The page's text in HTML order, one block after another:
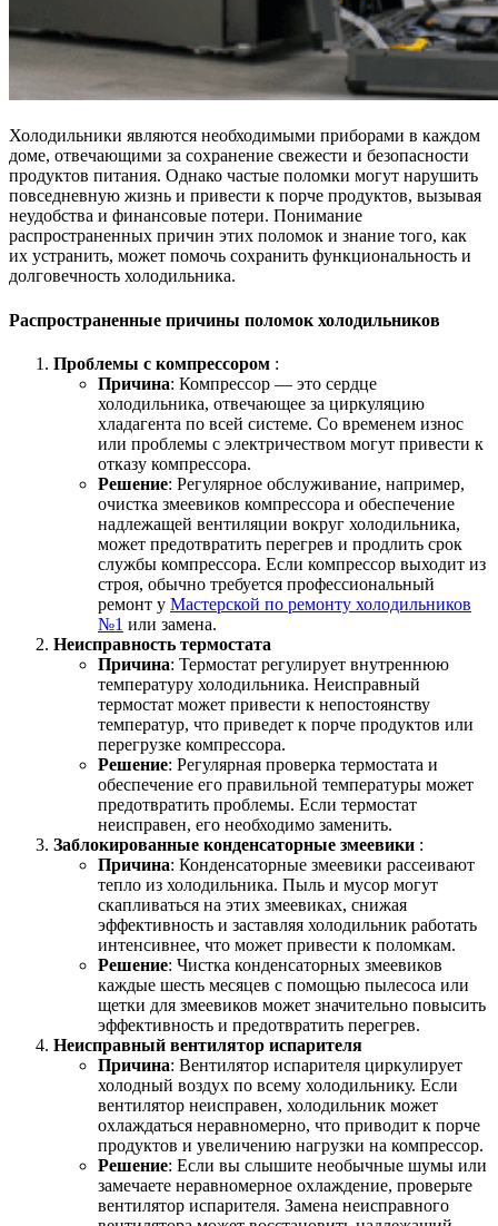
Холодильники являются необходимыми приборами в каждом
доме, отвечающими за сохранение свежести и безопасности
продуктов питания. Однако частые поломки могут нарушить
повседневную жизнь и привести к порче продуктов, вызывая
неудобства и финансовые потери. Понимание
распространенных причин этих поломок и знание того, как
их устранить, может помочь сохранить функциональность и
долговечность холодильника.
Распространенные причины поломок холодильников
Проблемы с компрессором :
Причина: Компрессор — это сердце
холодильника, отвечающее за циркуляцию
хладагента по всей системе. Со временем износ
или проблемы с электричеством могут привести к
отказу компрессора.
Решение: Регулярное обслуживание, например,
очистка змеевиков компрессора и обеспечение
надлежащей вентиляции вокруг холодильника,
может предотвратить перегрев и продлить срок
службы компрессора. Если компрессор выходит из
строя, обычно требуется профессиональный
ремонт у Мастерской по ремонту холодильников
№1 или замена.
Неисправность термостата
Причина: Термостат регулирует внутреннюю
температуру холодильника. Неисправный
термостат может привести к непостоянству
температур, что приведет к порче продуктов или
перегрузке компрессора.
Решение: Регулярная проверка термостата и
обеспечение его правильной температуры может
предотвратить проблемы. Если термостат
неисправен, его необходимо заменить.
Заблокированные конденсаторные змеевики :
Причина: Конденсаторные змеевики рассеивают
тепло из холодильника. Пыль и мусор могут
скапливаться на этих змеевиках, снижая
эффективность и заставляя холодильник работать
интенсивнее, что может привести к поломкам.
Решение: Чистка конденсаторных змеевиков
каждые шесть месяцев с помощью пылесоса или
щетки для змеевиков может значительно повысить
эффективность и предотвратить перегрев.
Неисправный вентилятор испарителя
Причина: Вентилятор испарителя циркулирует
холодный воздух по всему холодильнику. Если
вентилятор неисправен, холодильник может
охлаждаться неравномерно, что приводит к порче
продуктов и увеличению нагрузки на компрессор.
Решение: Если вы слышите необычные шумы или
замечаете неравномерное охлаждение, проверьте
вентилятор испарителя. Замена неисправного